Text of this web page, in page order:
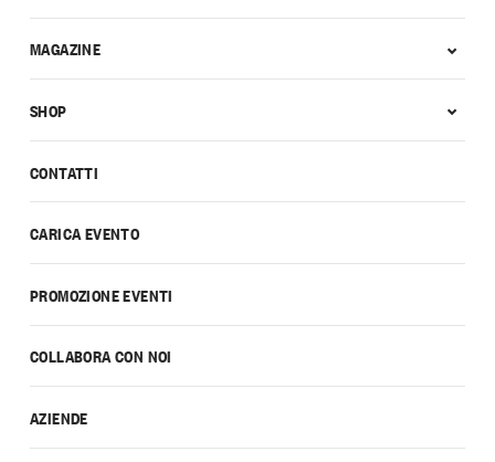
CONTATTI
CARICA EVENTO
PROMOZIONE EVENTI
COLLABORA CON NOI
AZIENDE
MAGAZINE
SHOP